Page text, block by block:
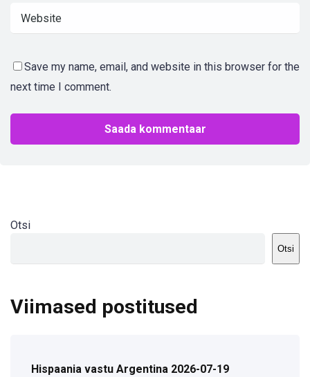
Save my name, email, and website in this browser for the
next time I comment.
Otsi
Otsi
Viimased postitused
Hispaania vastu Argentina 2026-07-19